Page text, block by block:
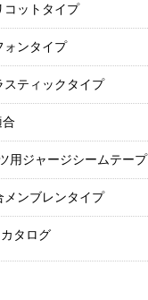
コットタイプ
ォンタイプ
スティックタイプ
用ジャージシームテープ
メンブレンタイプ
タログ